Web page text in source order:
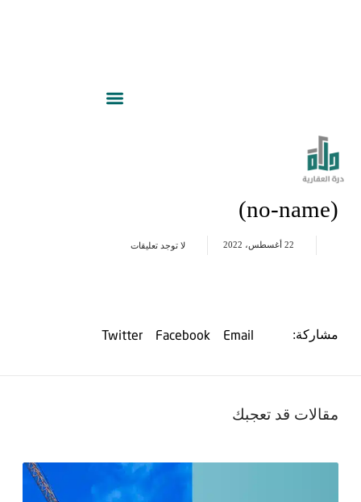
(no-name)
22 أغسطس، 2022 لا توجد تعليقات
مشاركة: Email
Facebook
Twitter
مقالات قد تعجبك